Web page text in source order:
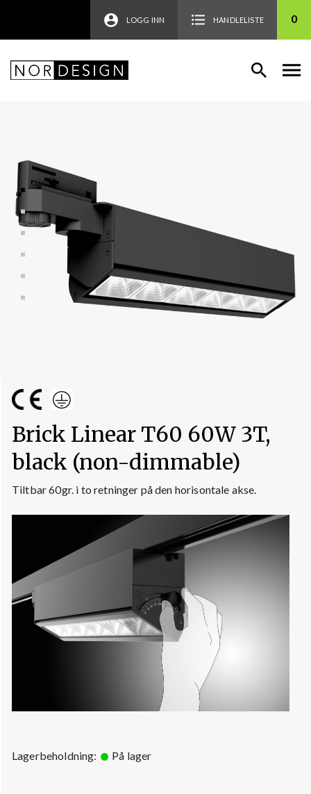
LOGG INN HANDLELISTE 0
Brick Linear T60 60W 3T,
black (non-dimmable)
Tiltbar 60gr. i to retninger på den horisontale akse.
Lagerbeholdning: På lager